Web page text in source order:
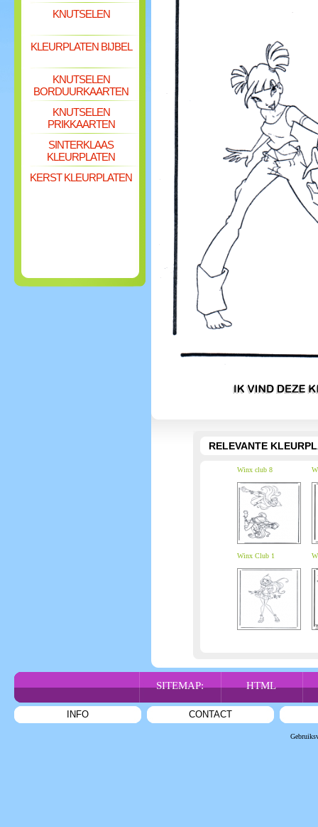
KNUTSELEN
KLEURPLATEN BIJBEL
KNUTSELEN
BORDUURKAARTEN
KNUTSELEN
PRIKKAARTEN
SINTERKLAAS
KLEURPLATEN
KERST KLEURPLATEN
RELEVANTE
Winx club 8
Winx Club 1
SITEMAP: HTML
INFO CONTACT